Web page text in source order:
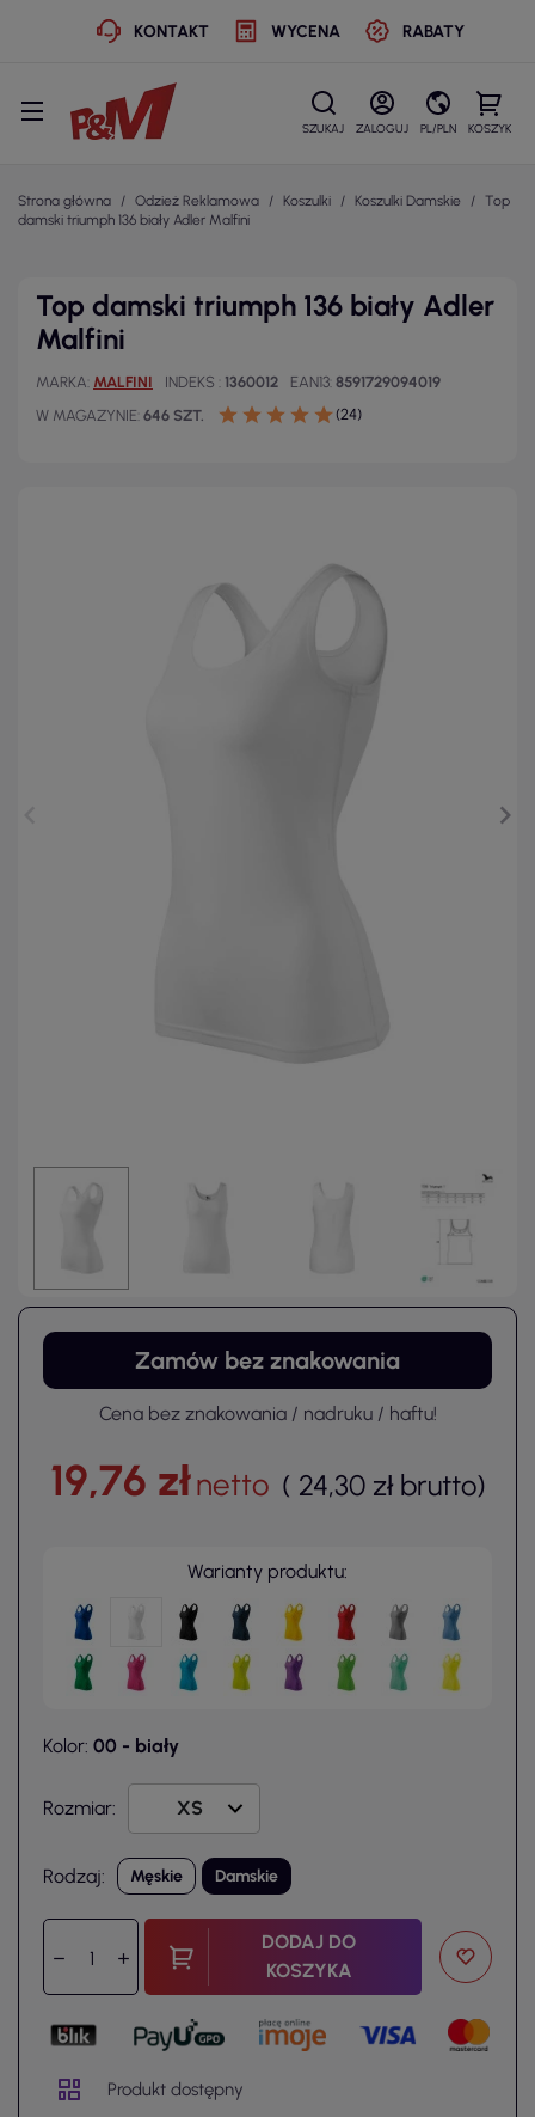
KONTAKT WYCENA RABATY
SZUKAJ ZALOGUJ PL/PLN KOSZYK
Strona główna Odzież Reklamowa Koszulki Koszulki Damskie
Top
damski triumph 136 biały Adler Malfini
Top damski triumph 136 biały Adler
Malfini
MARKA MALFINI INDEKS 1360012 EAN13 8591729094019
W MAGAZYNIE 646 SZT. (24)
Zamów bez znakowania
Cena bez znakowania / nadruku / haftu!
19,76 złnetto ( 24,30 zł brutto)
Warianty produktu:
Kolor: 00 - biały
Rozmiar:
Rodzaj: Męskie Damskie
DODAJ DO
KOSZYKA
Produkt dostępny